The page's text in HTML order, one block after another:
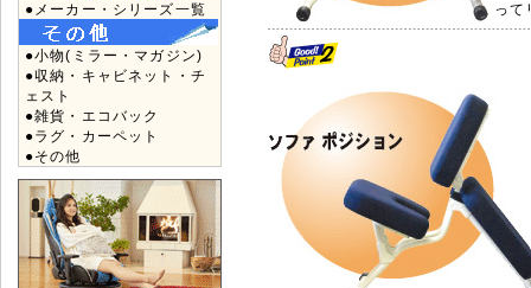
●メーカー・シリーズ一覧
●小物(ミラー・マガジン)
●収納・キャビネット・チ
ェスト
●雑貨・エコバック
●ラグ・カーペット
●その他
って